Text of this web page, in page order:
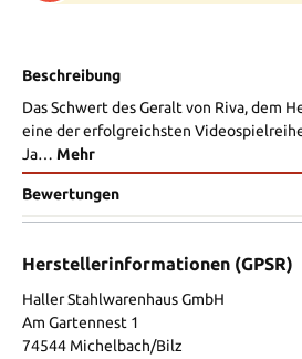
Beschreibung
Das Schwert des Geralt von Riva, dem
eine der erfolgreichsten
Ja… Mehr
Bewertungen
Herstellerinformationen (GPSR)
Haller Stahlwarenhaus GmbH
Am Gartennest 1
74544 Michelbach/Bilz